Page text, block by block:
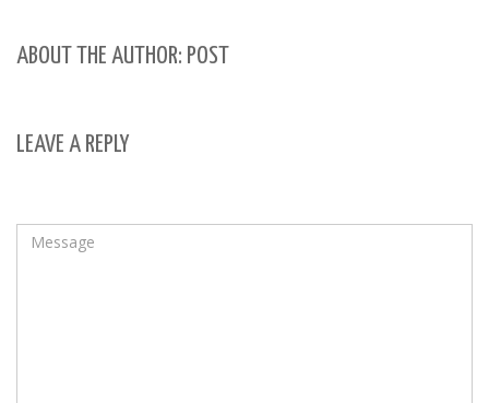
ABOUT THE AUTHOR: POST
LEAVE A REPLY